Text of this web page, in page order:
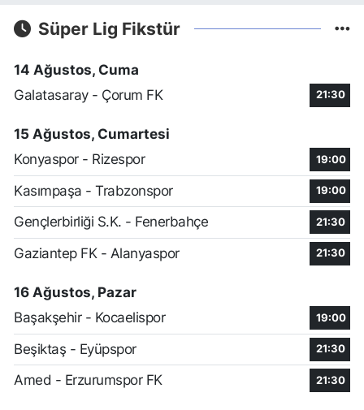
Süper Lig Fikstür
14 Ağustos, Cuma
Galatasaray - Çorum FK
21:30
15 Ağustos, Cumartesi
Konyaspor - Rizespor
19:00
Kasımpaşa - Trabzonspor 19:00
Gençlerbirliği S.K. - Fenerbahçe 21:30
Gaziantep FK - Alanyaspor 21:30
16 Ağustos, Pazar
Başakşehir - Kocaelispor
19:00
Beşiktaş - Eyüpspor 21:30
Amed - Erzurumspor FK 21:30